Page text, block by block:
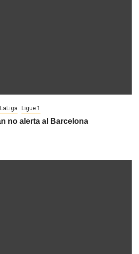
LaLiga Ligue 1
no alerta al Barcelona